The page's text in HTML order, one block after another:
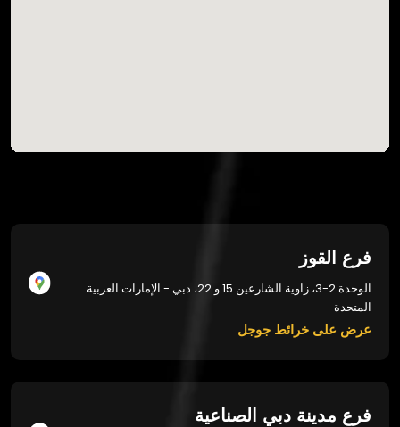
فرع القوز
الوحدة 2-3، زاوية الشارعين 15 و 22، دبي - الإمارات العربية
المتحدة
عرض على خرائط جوجل
فرع مدينة دبي الصناعية